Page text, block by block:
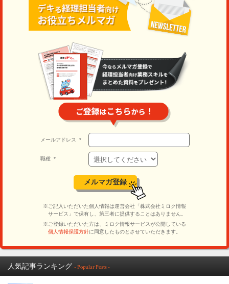
人気記事ランキング - Popular Posts -